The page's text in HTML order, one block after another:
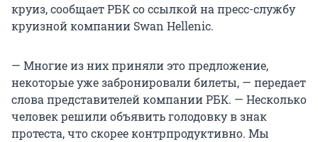
круиз, сообщает РБК со ссылкой на пресс-службу
круизной компании Swan Hellenic.
— Многие из них приняли это предложение,
некоторые уже забронировали билеты, — передает
слова представителей компании РБК. — Несколько
человек решили объявить голодовку в знак
протеста, что скорее контрпродуктивно. Мы